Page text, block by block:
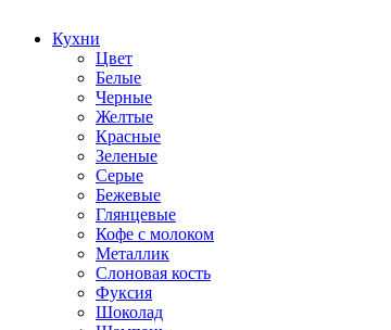
Кухни
Цвет
Белые
Черные
Желтые
Красные
Зеленые
Серые
Бежевые
Глянцевые
Кофе с молоком
Металлик
Слоновая кость
Фуксия
Шоколад